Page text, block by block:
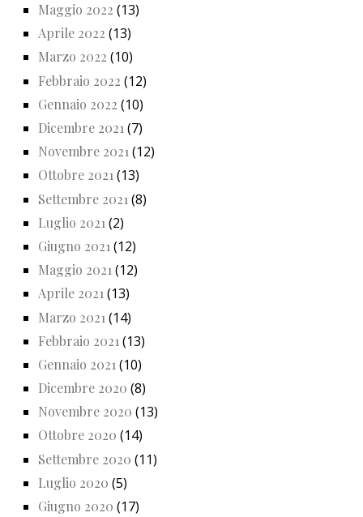
Maggio 2022 (13)
Aprile 2022 (13)
Marzo 2022 (10)
Febbraio 2022 (12)
Gennaio 2022 (10)
Dicembre 2021 (7)
Novembre 2021(12)
Ottobre 2021(13)
Settembre 2021 (8)
Luglio 2021 (2)
Giugno 2021 (12)
Maggio 2021 (12)
Aprile 2021(13)
Marzo 2021 (14)
Febbraio 2021 (13)
Gennaio 2021 (10)
Dicembre 2020 (8)
Novembre 2020 (13)
Ottobre 2020 (14)
Settembre 2020 (11)
Luglio 2020 (5)
Giugno 2020 (17)